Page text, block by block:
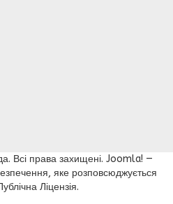
Всі права захищені. Joomla! —
яке розповсюджується
Ліцензія.